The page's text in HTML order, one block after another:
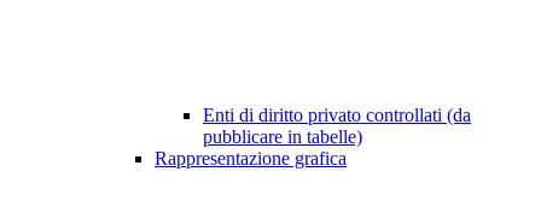
Enti di diritto privato controllati (da
pubblicare in tabelle)
Rappresentazione grafica